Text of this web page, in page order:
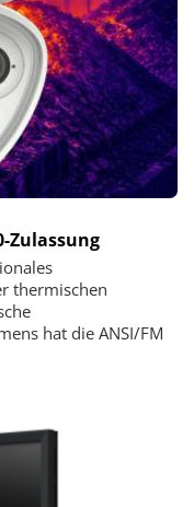
Zulassung
thermischen
hat die ANSI/FM